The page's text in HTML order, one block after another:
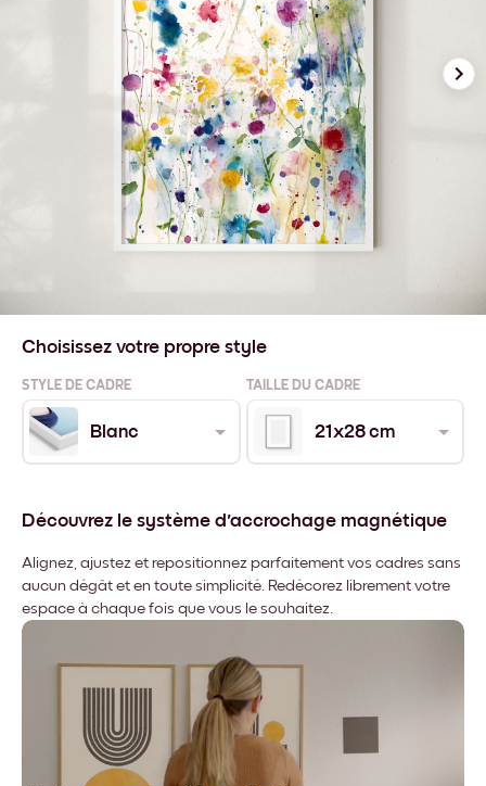
Choisissez votre propre style
STYLE DE CADRE TAILLE DU CADRE
Blanc 21x28 cm
Découvrez le système d'accrochage magnétique
Alignez, ajustez et repositionnez parfaitement vos cadres sans
aucun dégât et en toute simplicité. Redécorez librement votre
espace à chaque fois que vous le souhaitez.